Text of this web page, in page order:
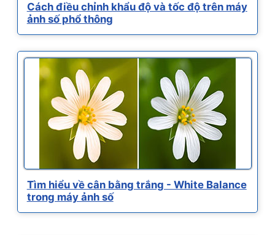
Cách điều chỉnh khẩu độ và tốc độ trên máy
ảnh số phổ thông
Tìm hiểu về cân bằng trắng - White Balance
trong máy ảnh số